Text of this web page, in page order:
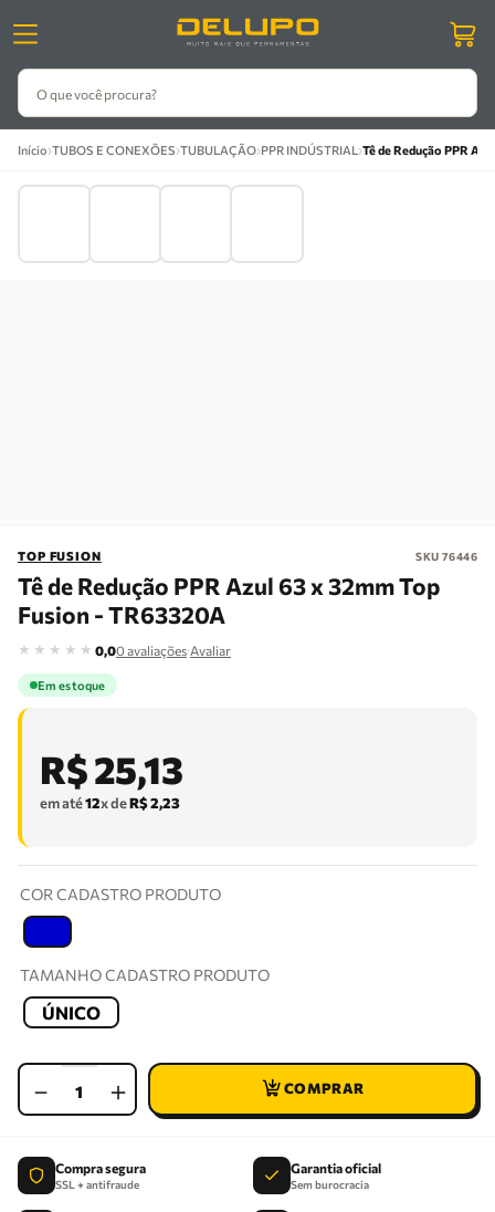
O que você procura?
Início›TUBOS E CONEXÕES›TUBULAÇÃO›PPR INDÚSTRIAL ›Tê de Redução PPR
TOP FUSION SKU 76446
Tê de Redução PPR Azul 63 x 32mm Top
Fusion - TR63320A
★ ★ ★ ★ ★ 0,00 avaliações·Avaliar
Em estoque
R$25,13
em até12x deR$2,23
COR CADASTRO PRODUTO
TAMANHO CADASTRO PRODUTO
ÚNICO
＋
－
Compra segura
SSL + antifraude
Garantia oficial
Sem burocracia